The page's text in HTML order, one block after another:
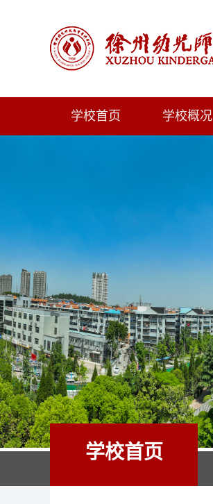
学校首页 学校概况
学校首页